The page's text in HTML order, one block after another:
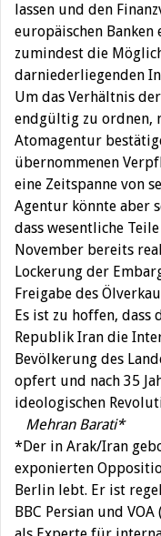
lassen und den
europäischen
zumindest die
darniederliegenden
Um das Verhältnis
endgültig zu ordnen,
Atomagentur
übernommenen
eine Zeitspanne von
Agentur könnte aber
dass wesentliche
November bereits
Lockerung der
Freigabe des
Es ist zu hoffen, dass
Republik Iran die
Bevölkerung des
opfert und nach 35
ideologischen
Mehran Barati*
*Der in Arak/Iran
exponierten
Berlin lebt. Er ist
BBC Persian und